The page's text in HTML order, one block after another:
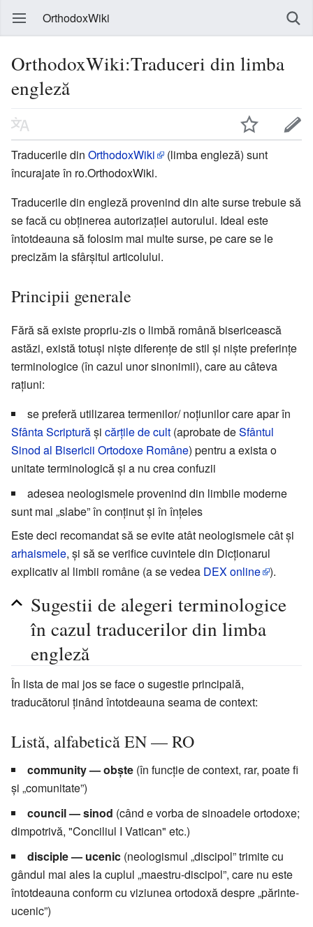
OrthodoxWiki
OrthodoxWiki:Traduceri din limba
engleză
Traducerile din OrthodoxWiki
(limba engleză) sunt
încurajate în ro.OrthodoxWiki.
Traducerile din engleză provenind din alte surse trebuie să
se facă cu obținerea autorizației autorului. Ideal este
întotdeauna să folosim mai multe surse, pe care se le
precizăm la sfârșitul articolului.
Principii generale
Fără să existe propriu-zis o limbă română bisericească
astăzi, există totuși niște diferențe de stil și niște preferințe
terminologice (în cazul unor sinonimii), care au câteva
rațiuni:
se preferă utilizarea termenilor/ noțiunilor care apar în
Sfânta Scripturăși cărțile de cult (aprobate deSfântul
Sinod al Bisericii Ortodoxe Române) pentru a exista o
unitate terminologică și a nu crea confuzii
adesea neologismele provenind din limbile moderne
sunt mai „slabe” în conținut și în înțeles
Este deci recomandat să se evite atât neologismele cât și
arhaismele, și să se verifice cuvintele din Dicționarul
explicativ al limbii române (a se vedea DEX online ).
Sugestii de alegeri terminologice
în cazul traducerilor din limba
engleză
În lista de mai jos se face o sugestie principală,
traducătorul ținând întotdeauna seama de context:
Listă, alfabetică EN — RO
community — obște (în funcție de context, rar, poate fi
și „comunitate”)
council — sinod (când e vorba de sinoadele ortodoxe;
dimpotrivă, "Conciliul I Vatican" etc.)
disciple — ucenic (neologismul „discipol” trimite cu
gândul mai ales la cuplul „maestru-discipol”, care nu este
întotdeauna conform cu viziunea ortodoxă despre „părinte-
ucenic”)